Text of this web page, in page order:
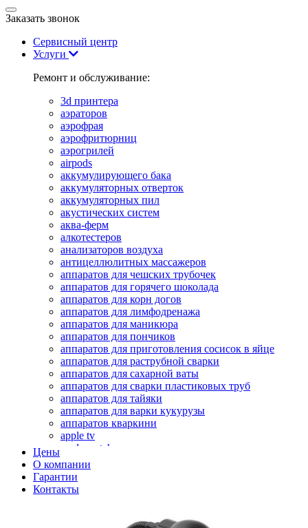
Заказать звонок
Сервисный центр
Услуги
Ремонт и обслуживание:
3d принтера
аэраторов
аэрофрая
аэрофритюрниц
аэрогрилей
airpods
аккумулирующего бака
аккумуляторных отверток
аккумуляторных пил
акустических систем
аква-ферм
алкотестеров
анализаторов воздуха
антицеллюлитных массажеров
аппаратов для чешских трубочек
аппаратов для горячего шоколада
аппаратов для корн догов
аппаратов для лимфодренажа
аппаратов для маникюра
аппаратов для пончиков
аппаратов для приготовления сосисок в яйце
аппаратов для раструбной сварки
аппаратов для сахарной ваты
аппаратов для сварки пластиковых труб
аппаратов для тайяки
аппаратов для варки кукурузы
аппаратов кваркини
apple tv
apple watch
аромадиффузоров
аромастанций
ароматизаторов воздуха
аудиоплееров
Цены
О компании
Гарантии
Контакты